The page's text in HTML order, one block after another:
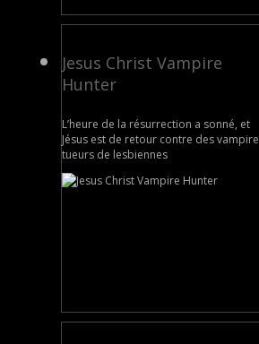
Jesus Christ Vampire
Hunter
L’heure de la résurrection a sonné, et
Jésus est de retour contre des vampire
tueurs de lesbiennes